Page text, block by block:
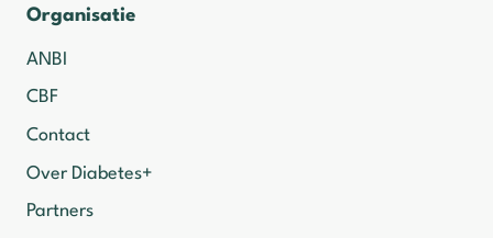
Organisatie
ANBI
CBF
Contact
Over Diabetes+
Partners